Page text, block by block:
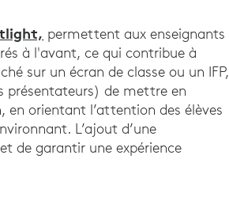
permettent aux enseignants
à l'avant, ce qui contribue à
sur un écran de classe ou un IFP,
présentateurs) de mettre en
en orientant l’attention des élèves
L’ajout d’une
de garantir une expérience